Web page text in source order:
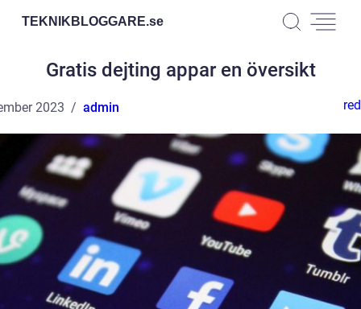
TEKNIKBLOGGARE.se
Gratis dejting appar en översikt
2023 admin